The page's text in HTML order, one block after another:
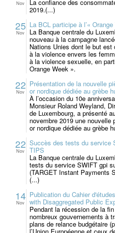
Nov La confiance des
2019.(...)
25
Nov
La BCL participe à l’«
La Banque centrale du
nouveau à la campagne
Nations Unies dont le but
à la violence envers les
à la violence sexuelle, en
Orange Week ».
22
Nov
Présentation de la nouvelle
or nordique dédiée au grèbe
À l’occasion du 10e
Monsieur Roland Weyland,
de Luxembourg, a présenté
novembre 2019 une
or nordique dédiée au grèbe
22
Nov
Succès des tests du service
TIPS
La Banque centrale du
tests du service SWIFT gpi
(TARGET Instant Payments
(...)
14
Nov
Publication du Cahier
with Disaggregated Public
Pendant la récession de la
nombreux gouvernements à
plans de relance budgétaire